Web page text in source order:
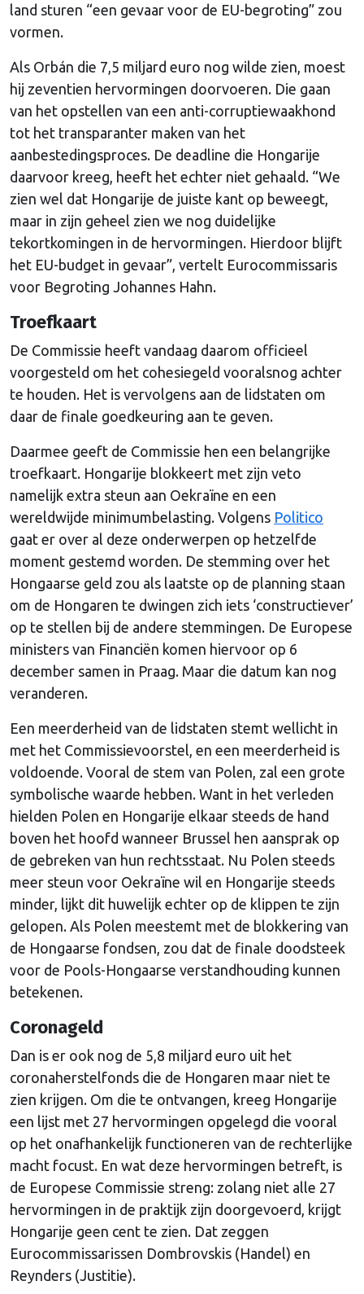
land sturen “een gevaar voor de EU-begroting” zou
vormen.
Als Orbán die 7,5 miljard euro nog wilde zien, moest
hij zeventien hervormingen doorvoeren. Die gaan
van het opstellen van een anti-corruptiewaakhond
tot het transparanter maken van het
aanbestedingsproces. De deadline die Hongarije
daarvoor kreeg, heeft het echter niet gehaald. “We
zien wel dat Hongarije de juiste kant op beweegt,
maar in zijn geheel zien we nog duidelijke
tekortkomingen in de hervormingen. Hierdoor blijft
het EU-budget in gevaar”, vertelt Eurocommissaris
voor Begroting Johannes Hahn.
Troefkaart
De Commissie heeft vandaag daarom officieel
voorgesteld om het cohesiegeld vooralsnog achter
te houden. Het is vervolgens aan de lidstaten om
daar de finale goedkeuring aan te geven.
Daarmee geeft de Commissie hen een belangrijke
troefkaart. Hongarije blokkeert met zijn veto
namelijk extra steun aan Oekraïne en een
wereldwijde minimumbelasting. Volgens Politico
gaat er over al deze onderwerpen op hetzelfde
moment gestemd worden. De stemming over het
Hongaarse geld zou als laatste op de planning staan
om de Hongaren te dwingen zich iets ‘constructiever’
op te stellen bij de andere stemmingen. De Europese
ministers van Financiën komen hiervoor op 6
december samen in Praag. Maar die datum kan nog
veranderen.
Een meerderheid van de lidstaten stemt wellicht in
met het Commissievoorstel, en een meerderheid is
voldoende. Vooral de stem van Polen, zal een grote
symbolische waarde hebben. Want in het verleden
hielden Polen en Hongarije elkaar steeds de hand
boven het hoofd wanneer Brussel hen aansprak op
de gebreken van hun rechtsstaat. Nu Polen steeds
meer steun voor Oekraïne wil en Hongarije steeds
minder, lijkt dit huwelijk echter op de klippen te zijn
gelopen. Als Polen meestemt met de blokkering van
de Hongaarse fondsen, zou dat de finale doodsteek
voor de Pools-Hongaarse verstandhouding kunnen
betekenen.
Coronageld
Dan is er ook nog de 5,8 miljard euro uit het
coronaherstelfonds die de Hongaren maar niet te
zien krijgen. Om die te ontvangen, kreeg Hongarije
een lijst met 27 hervormingen opgelegd die vooral
op het onafhankelijk functioneren van de rechterlijke
macht focust. En wat deze hervormingen betreft, is
de Europese Commissie streng: zolang niet alle 27
hervormingen in de praktijk zijn doorgevoerd, krijgt
Hongarije geen cent te zien. Dat zeggen
Eurocommissarissen Dombrovskis (Handel) en
Reynders (Justitie).